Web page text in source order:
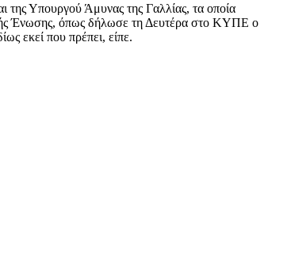
της Υπουργού Άμυνας της Γαλλίας, τα οποία
Ένωσης, όπως δήλωσε τη Δευτέρα στο ΚΥΠΕ ο
εκεί που πρέπει, είπε.